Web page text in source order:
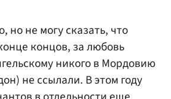
но не могу сказать, что
концов, за любовь
никого в Мордовию
не ссылали. В этом году